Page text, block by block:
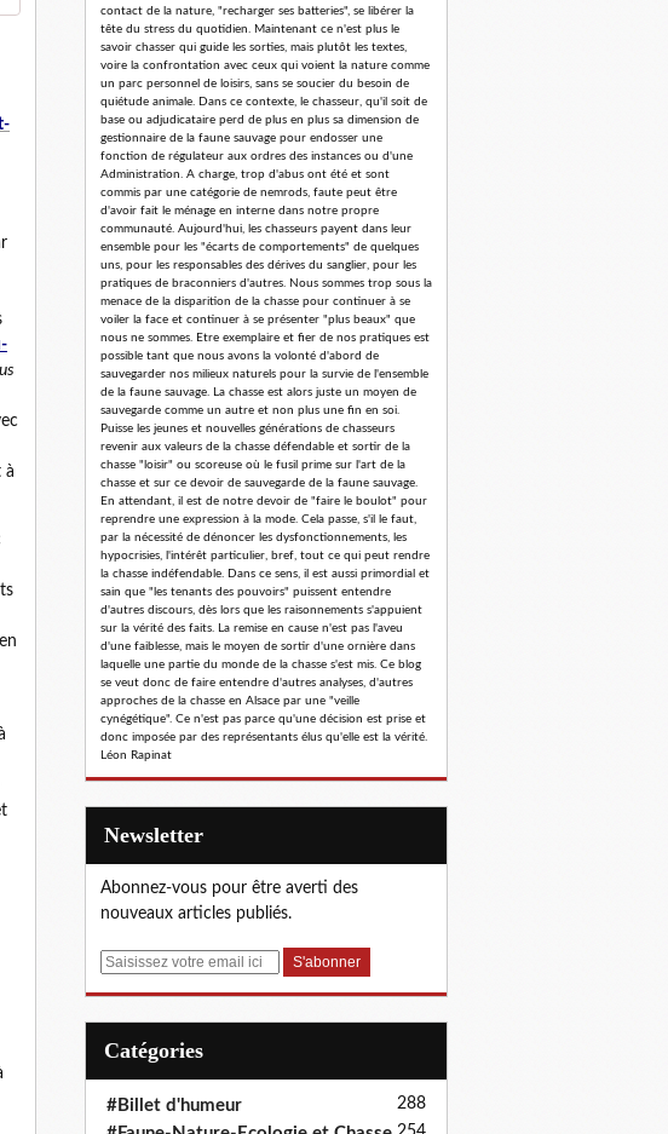
à
contact de la nature, "recharger ses batteries", se libérer la
tête du stress du quotidien. Maintenant ce n'est plus le
savoir chasser qui guide les sorties, mais plutôt les textes,
voire la confrontation avec ceux qui voient la nature comme
un parc personnel de loisirs, sans se soucier du besoin de
quiétude animale. Dans ce contexte, le chasseur, qu'il soit de
base ou adjudicataire perd de plus en plus sa dimension de
gestionnaire de la faune sauvage pour endosser une
fonction de régulateur aux ordres des instances ou d'une
Administration. A charge, trop d'abus ont été et sont
commis par une catégorie de nemrods, faute peut être
d'avoir fait le ménage en interne dans notre propre
communauté. Aujourd'hui, les chasseurs payent dans leur
ensemble pour les "écarts de comportements" de quelques
uns, pour les responsables des dérives du sanglier, pour les
pratiques de braconniers d'autres. Nous sommes trop sous la
menace de la disparition de la chasse pour continuer à se
voiler la face et continuer à se présenter "plus beaux" que
nous ne sommes. Etre exemplaire et fier de nos pratiques est
possible tant que nous avons la volonté d'abord de
sauvegarder nos milieux naturels pour la survie de l'ensemble
de la faune sauvage. La chasse est alors juste un moyen de
sauvegarde comme un autre et non plus une fin en soi.
Puisse les jeunes et nouvelles générations de chasseurs
revenir aux valeurs de la chasse défendable et sortir de la
chasse "loisir" ou scoreuse où le fusil prime sur l'art de la
chasse et sur ce devoir de sauvegarde de la faune sauvage.
En attendant, il est de notre devoir de "faire le boulot" pour
reprendre une expression à la mode. Cela passe, s'il le faut,
par la nécessité de dénoncer les dysfonctionnements, les
hypocrisies, l'intérêt particulier, bref, tout ce qui peut rendre
la chasse indéfendable. Dans ce sens, il est aussi primordial et
sain que "les tenants des pouvoirs" puissent entendre
d'autres discours, dès lors que les raisonnements s'appuient
sur la vérité des faits. La remise en cause n'est pas l'aveu
d'une faiblesse, mais le moyen de sortir d'une ornière dans
laquelle une partie du monde de la chasse s'est mis. Ce blog
se veut donc de faire entendre d'autres analyses, d'autres
approches de la chasse en Alsace par une "veille
cynégétique". Ce n'est pas parce qu'une décision est prise et
donc imposée par des représentants élus qu'elle est la vérité.
Léon Rapinat
Newsletter
Abonnez-vous pour être averti des
nouveaux articles publiés.
E
Catégories
#Billet d'humeur 288